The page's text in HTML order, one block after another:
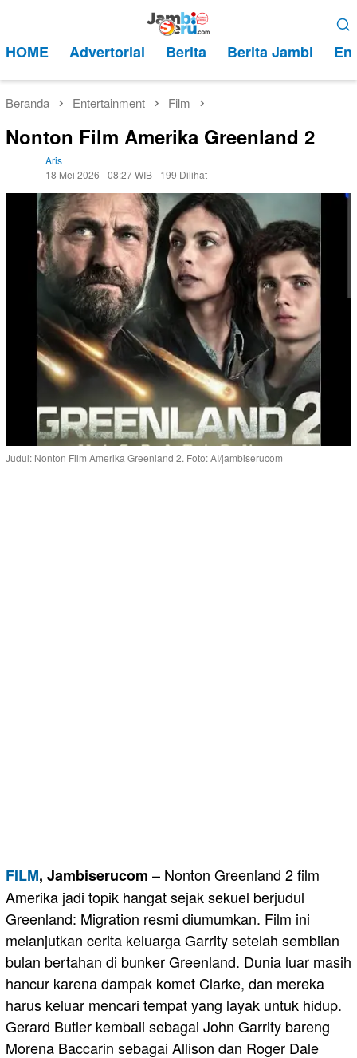
kontenMobile
HOME Advertorial Berita Berita Jambi
Beranda Entertainment Film
Nonton Film Amerika Greenland 2
Aris
18 Mei 2026 - 08:27 WIB
199 Dilihat
Judul: Nonton Film Amerika Greenland 2. Foto: AI/jambiserucom
FILM, Jambiserucom – Nonton Greenland 2 film
Amerika jadi topik hangat sejak sekuel berjudul
Greenland: Migration resmi diumumkan. Film ini
melanjutkan cerita keluarga Garrity setelah sembilan
bulan bertahan di bunker Greenland. Dunia luar masih
hancur karena dampak komet Clarke, dan mereka
harus keluar mencari tempat yang layak untuk hidup.
Gerard Butler kembali sebagai John Garrity bareng
Morena Baccarin sebagai Allison dan Roger Dale